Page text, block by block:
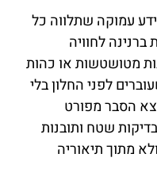
עמוקה שתלווה כל
לחוויה
מטושטשות או כהות
לפני החלון בלי
הסבר מפורט
שטח ותובנות
מתוך תיאוריה